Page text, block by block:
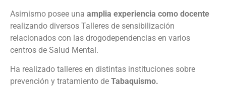
Asimismo posee una amplia experiencia como docente
realizando diversos Talleres de sensibilización
relacionados con las drogodependencias en varios
centros de Salud Mental.
Ha realizado talleres en distintas instituciones sobre
prevención y tratamiento de Tabaquismo.